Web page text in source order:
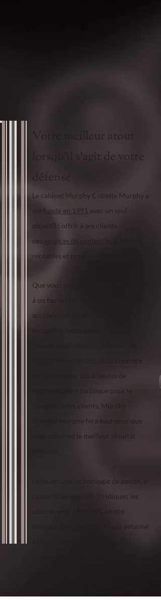
Votre meilleur atout
lorsqu’il s’agit de votre
défense
Le cabinet Murphy Collette Murphy a
fondé en 1991 avec un seul
objectif : offrir à ses clients
des
services de contentieux
rentables et progressistes.
Que vous soyez un adolescent confiné
à un fauteuil roulant à la suite d’un
accident, un parent célibataire
ou un assureur qui a besoin de
représentation juridique pour le
compte de ses clients, Murphy
Collette Murphy fera tout pour que
vous obteniez le meilleur résultat
Utilisant une technologie de pointe, y
compris les logiciels juridiques les
plus récents, Murphy Collette
Murphy s’engage à vous tenir informé